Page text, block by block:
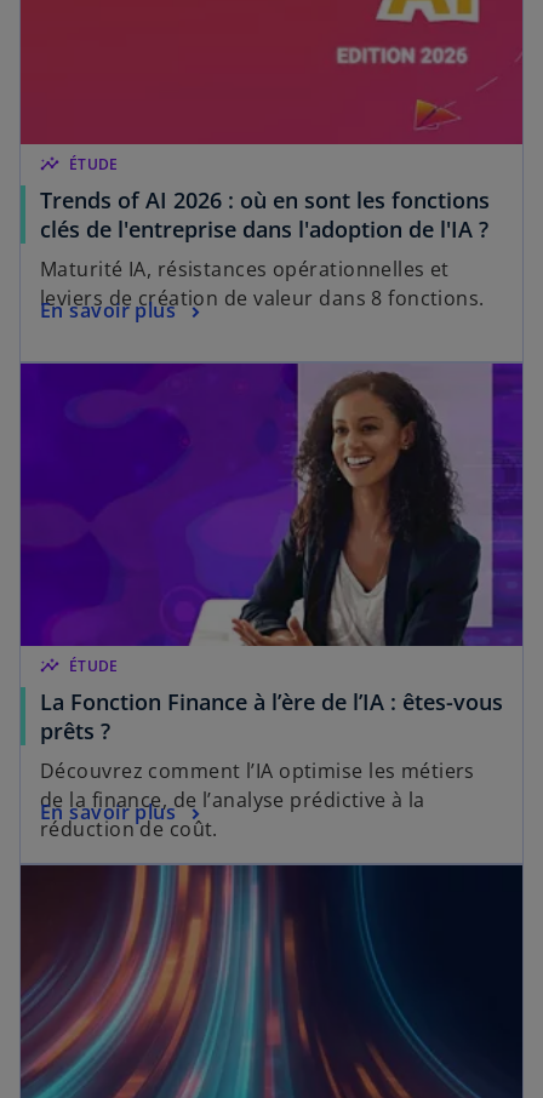
insights ÉTUDE
Trends of AI 2026 : où en sont les fonctions
clés de l'entreprise dans l'adoption de l'IA ?
Maturité IA, résistances opérationnelles et
leviers de création de valeur dans 8 fonctions.
En savoir plus
insights ÉTUDE
La Fonction Finance à l’ère de l’IA : êtes-vous
prêts ?
Découvrez comment l’IA optimise les métiers
de la finance, de l’analyse prédictive à la
réduction de coût.
En savoir plus